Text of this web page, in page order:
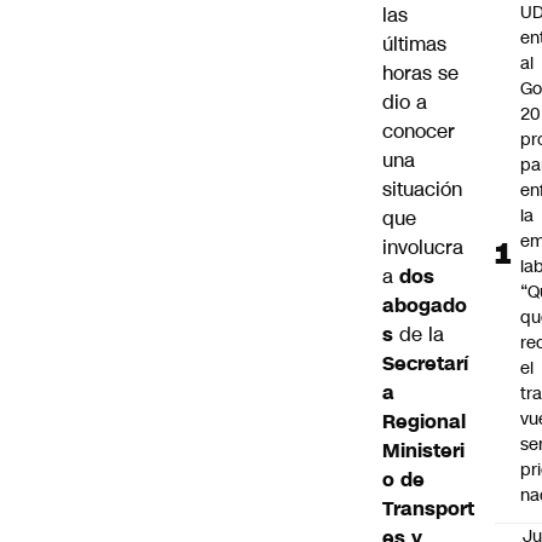
las
últimas
horas se
dio a
conocer
una
situación
que
involucra
a dos
abogado
s de la
Secretarí
a
Regional
Ministeri
o de
Transport
al
20
la
el